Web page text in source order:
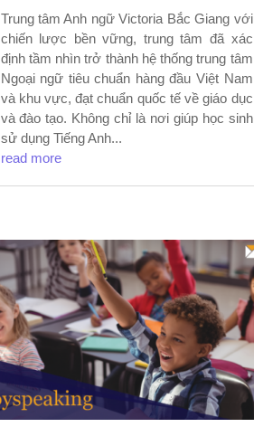
Trung tâm Anh ngữ Victoria Bắc Giang với
chiến lược bền vững, trung tâm đã xác
định tầm nhìn trở thành hệ thống trung tâm
Ngoại ngữ tiêu chuẩn hàng đầu Việt Nam
và khu vực, đạt chuẩn quốc tế về giáo dục
và đào tạo. Không chỉ là nơi giúp học sinh
sử dụng Tiếng Anh...
read more